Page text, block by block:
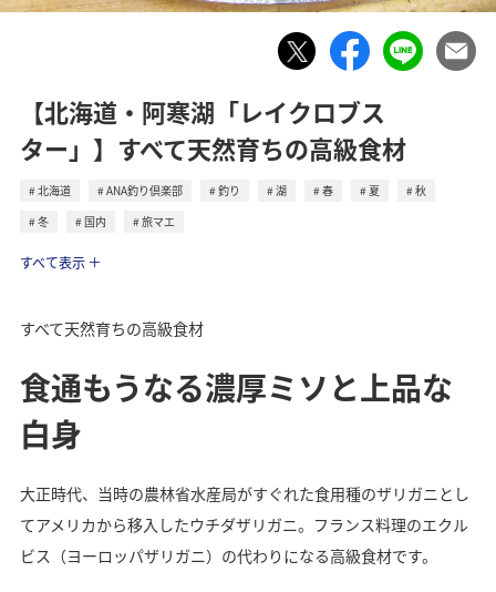
【北海道・阿寒湖「レイクロブス
ター」】すべて天然育ちの高級食材
北海道 ANA釣り倶楽部 釣り 湖 春 夏
秋
冬
国内
旅マエ
すべて表示
すべて天然育ちの高級食材
食通もうなる濃厚ミソと上品な
白身
大正時代、当時の農林省水産局がすぐれた食用種のザリガニとし
てアメリカから移入したウチダザリガニ。フランス料理のエクル
ビス（ヨーロッパザリガニ）の代わりになる高級食材です。